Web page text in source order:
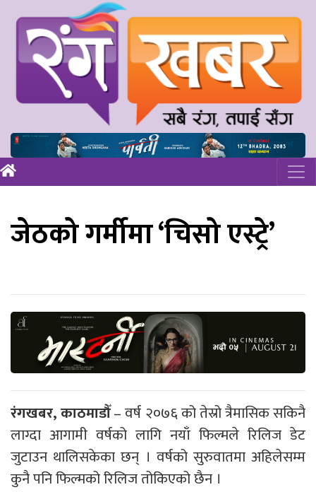
जेठको गर्मीमा ‘चिसो एस्ट्रे’
रंगखबर, काठमाडौँ– वर्ष २०७६ को तेस्रो त्रैमासिक सकिनै
लाग्दा आगामी वर्षको लागि नयाँ फिल्मले रिलिज डेट
जुटाउन थालिसकेका छन् । वर्षको सुरुवातमा अहिलेसम्म
कुनै पनि फिल्मको रिलिज तोकिएको छैन ।